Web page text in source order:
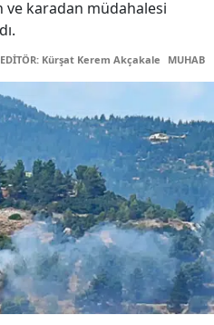
ve karadan müdahalesi
EDİTÖR: Kürşat Kerem Akçakale